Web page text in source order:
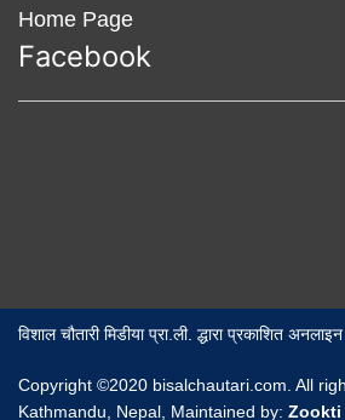
Home Page
Facebook
विशाल चौतारी मिडीया प्रा.ली. द्धारा प्रकाशित
Copyright ©2020 bisalchautari.com. All
Kathmandu, Nepal, Maintained by: Zookti